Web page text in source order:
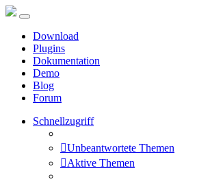
Download
Plugins
Dokumentation
Demo
Blog
Forum
Schnellzugriff
Unbeantwortete Themen
Aktive Themen